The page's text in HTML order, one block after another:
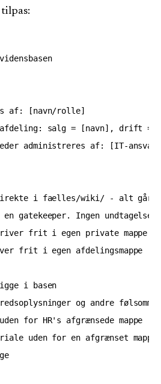
af: [navn/rolle]
afdeling: salg = [navn], drift =
administreres af: [IT-
i faelles/wiki/ - alt går
en gatekeeper. Ingen
frit i egen private mappe
frit i egen afdelingsmappe
i basen
og andre følsomme
for HR's afgrænsede mappe
uden for en afgrænset mappe